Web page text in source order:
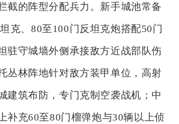
截的阵型分配兵力。新手城池常备
克、80至100门反坦克炮搭配50门
驻守城墙外侧承接敌方近战部队伤
丛林阵地针对敌方装甲单位，高射
建筑布防，专门克制空袭战机；中
补充60至80门榴弹炮与30辆以上侦